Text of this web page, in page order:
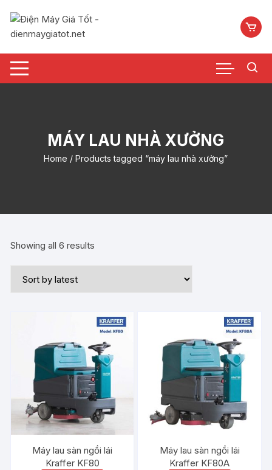
nội
MÁY LAU NHÀ XƯỞNG
Home / Products tagged “máy lau nhà xưởng”
Showing all 6 results
Máy lau sàn ngồi lái
Kraffer KF80
Máy lau sàn ngồi lái
Kraffer KF80A